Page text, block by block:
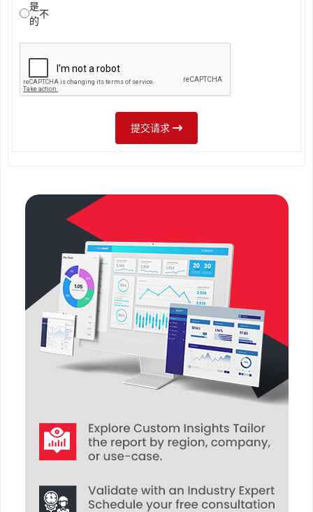
是
的
不
提交请求